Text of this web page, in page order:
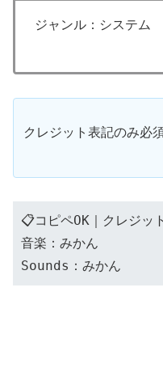
ジャンル：システム
クレジット表記のみ必須
📋コピペOK｜クレジッ
音楽：みかん
Sounds：みかん